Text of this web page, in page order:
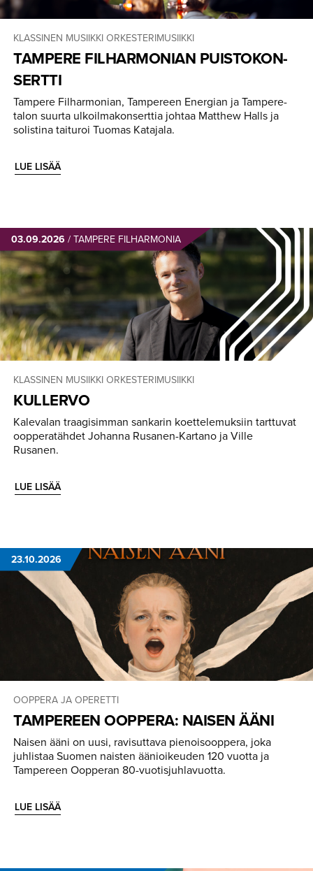
KLASSINEN MUSIIKKIORKESTERIMUSIIKKI
TAMPERE FILHARMONIAN PUISTOKON­
SERTTI
Tampere Filharmonian, Tampereen Energian ja Tampere-
talon suurta ulkoilmakonserttia johtaa Matthew Halls ja
solistina taituroi Tuomas Katajala.
LUE LISÄÄ
03.09.2026 /TAMPERE FILHARMONIA
KLASSINEN MUSIIKKIORKESTERIMUSIIKKI
KULLERVO
Kalevalan traagisimman sankarin koettelemuksiin tarttuvat
oopperatähdet Johanna Rusanen-Kartano ja Ville
Rusanen.
LUE LISÄÄ
23.10.2026
OOPPERA JA OPERETTI
TAMPEREEN OOPPERA: NAISEN ÄÄNI
Naisen ääni on uusi, ravisuttava pienoisooppera, joka
juhlistaa Suomen naisten äänioikeuden 120 vuotta ja
Tampereen Oopperan 80-vuotisjuhlavuotta.
LUE LISÄÄ